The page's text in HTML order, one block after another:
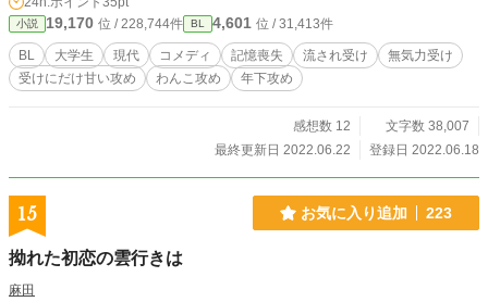
は天上春命（アメノウワハルノミコト）――神だ。…たくさ
んの神々に、人々に愛されている、世界一幸せな男神だ、
……僕は、神だった。〟 ※古事記・日本書紀等を参考にさせ
ていただきましたが、好き勝手改変しているところがあるた
め、歴史物というよりかはフィクション、ファンタジーとし
た新制度『未管理著作物裁定制度』における意思表示（念の
ため）】 非営利・営利を問わず、当作をふくむ当方全作品に
夏と同棲まで始めてしまうが案外夏との恋人生活は居心地が良い。 一方で
は、夏も秋を騙している罪悪感を抱えて悩むものの、一度手に入れた大切な人を
手放す気はなくてあの手この手で秋を甘やかす。 あまり深く考えずにまぁ良
いかと騙され続ける受けと、騙している事に罪悪感を持ちながらも必死に受けを
繋ぎ止めようとする攻めのコメディ寄りの話です。 【主人公にだけ甘い後輩✕
がたいです。 ノベルアップ＋、小説家になろうにも掲載中。
小説 19,170 位 / 228,744件 BL 4,601 位 / 31,413件
BL 大学生 現代 コメディ 記憶喪失 流され受け
無気力受け
受けにだけ甘い攻め
わんこ攻め 年下攻め
感想数 12
文字数 38,007
最終更新日 2022.06.22
登録日 2022.06.18
15 お気に入り追加 223
拗れた初恋の雲行きは
麻田